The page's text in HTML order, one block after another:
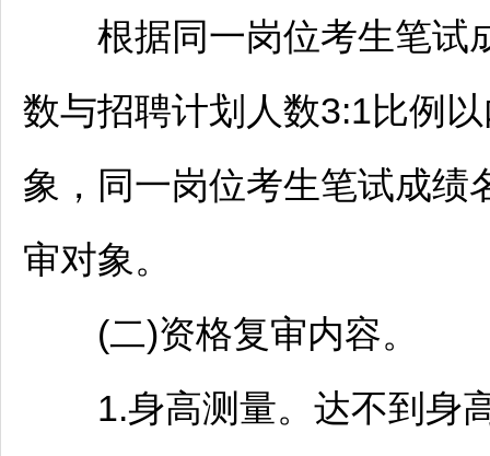
根据同一岗位考生笔试
数与招聘计划人数3:1比例
象，同一岗位考生笔试成绩
审对象。
(二)资格复审内容。
1.身高测量。达不到身